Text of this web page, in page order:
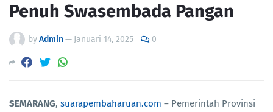
Penuh Swasembada Pangan
byAdmin— Januari 14, 2025 0
SEMARANG, suarapembaharuan.com – Pemerintah Provinsi